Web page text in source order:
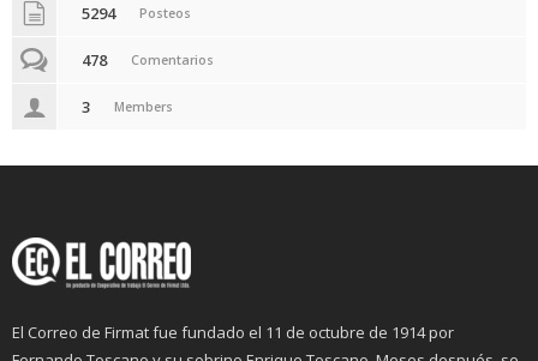
5294 Posteos
478 Comentarios
3 Members
El Correo de Firmat fue fundado el 11 de octubre de 1914 por